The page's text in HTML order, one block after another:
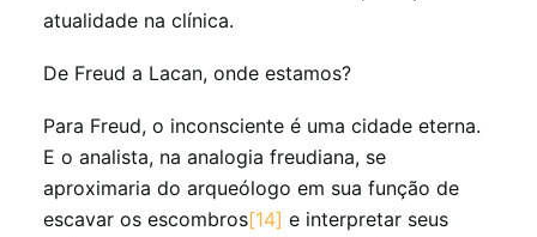
atualidade na clínica.
De Freud a Lacan, onde estamos?
Para Freud, o inconsciente é uma cidade eterna.
E o analista, na analogia freudiana, se
aproximaria do arqueólogo em sua função de
escavar os escombros[14] e interpretar seus